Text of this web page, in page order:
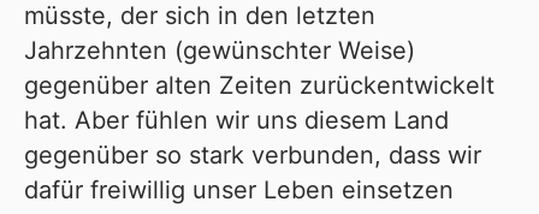
müsste, der sich in den letzten
Jahrzehnten (gewünschter Weise)
gegenüber alten Zeiten zurückentwickelt
hat. Aber fühlen wir uns diesem Land
gegenüber so stark verbunden, dass wir
dafür freiwillig unser Leben einsetzen